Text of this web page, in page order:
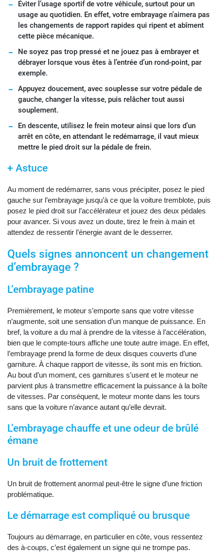
Éviter l’usage sportif de votre véhicule, surtout pour un
usage au quotidien. En effet, votre embrayage n’aimera pas
les changements de rapport rapides qui ripent et abîment
cette pièce mécanique.
Ne soyez pas trop pressé et ne jouez pas à embrayer et
débrayer lorsque vous êtes à l’entrée d’un rond-point, par
exemple.
Appuyez doucement, avec souplesse sur votre pédale de
gauche, changer la vitesse, puis relâcher tout aussi
souplement.
En descente, utilisez le frein moteur ainsi que lors d’un
arrêt en côte, en attendant le redémarrage, il vaut mieux
mettre le pied droit sur la pédale de frein.
+ Astuce
Au moment de redémarrer, sans vous précipiter, posez le pied
gauche sur l’embrayage jusqu’à ce que la voiture tremblote, puis
posez le pied droit sur l’accélérateur et jouez des deux pédales
pour avancer. Si vous avez un doute, tirez le frein à main et
attendez de ressentir l’énergie avant de le desserrer.
Quels signes annoncent un changement
d’embrayage ?
L’embrayage patine
Premièrement, le moteur s’emporte sans que votre vitesse
n’augmente, soit une sensation d’un manque de puissance. En
bref, la voiture a du mal à prendre de la vitesse à l’accélération,
bien que le compte-tours affiche une toute autre image. En effet,
l’embrayage prend la forme de deux disques couverts d’une
garniture. À chaque rapport de vitesse, ils sont mis en friction.
Au bout d’un moment, ces garnitures s’usent et le moteur ne
parvient plus à transmettre efficacement la puissance à la boîte
de vitesses. Par conséquent, le moteur monte dans les tours
sans que la voiture n’avance autant qu’elle devrait.
L’embrayage chauffe et une odeur de brûlé
émane
Un bruit de frottement
Un bruit de frottement anormal peut-être le signe d’une friction
problématique.
Le démarrage est compliqué ou brusque
Toujours au démarrage, en particulier en côte, vous ressentez
des à-coups, c’est également un signe qui ne trompe pas.